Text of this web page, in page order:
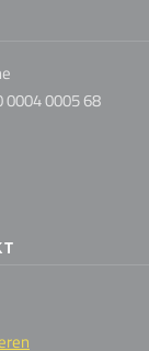
0004 0005 68